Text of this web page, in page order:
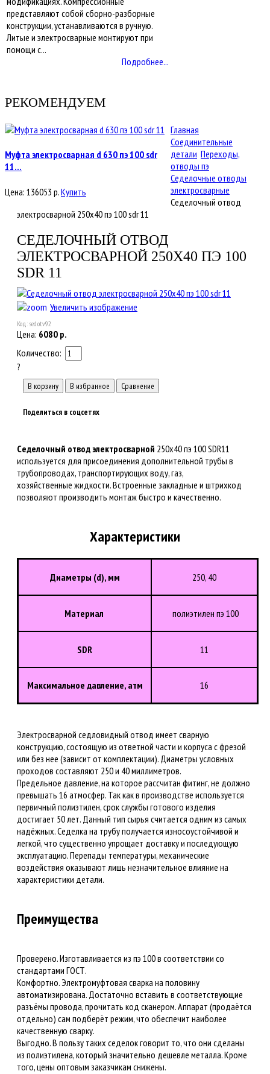
представляют собой сборно-разборные
конструкции, устанавливаются в ручную.
Литые и электросварные монтируют при
помощи с...
Подробнее...
РЕКОМЕНДУЕМ
Муфта электросварная d 630 пэ 100 sdr
11...
Цена: 136053 р.Купить
Главная
Соединительные
детали Переходы,
отводы пэ
Седелочные отводы
электросварные
Седелочный отвод
электросварной 250x40 пэ 100 sdr 11
СЕДЕЛОЧНЫЙ ОТВОД
ЭЛЕКТРОСВАРНОЙ 250X40 ПЭ 100
SDR 11
Увеличить изображение
Код: sed.otv92
Цена: 6080 р.
Количество:
?
Поделиться в соцсетях
Седелочный отвод электросварной 250x40 пэ 100 SDR11
используется для присоединения дополнительной трубы в
трубопроводах, транспортирующих воду, газ,
хозяйственные жидкости. Встроенные закладные и штрихкод
позволяют производить монтаж быстро и качественно.
Характеристики
Диаметры (d), мм 250, 40
Материал полиэтилен пэ 100
SDR 11
Максимальное давление, атм 16
Электросварной седловидный отвод имеет сварную
конструкцию, состоящую из ответной части и корпуса с фрезой
или без нее (зависит от комплектации). Диаметры условных
проходов составляют 250 и 40 миллиметров.
Предельное давление, на которое рассчитан фитинг, не должно
превышать 16 атмосфер. Так как в производстве используется
первичный полиэтилен, срок службы готового изделия
достигает 50 лет. Данный тип сырья считается одним из самых
надёжных. Седелка на трубу получается износоустойчивой и
легкой, что существенно упрощает доставку и последующую
эксплуатацию. Перепады температуры, механические
воздействия оказывают лишь незначительное влияние на
характеристики детали.
Преимущества
Проверено. Изготавливается из пэ 100 в соответствии со
стандартами ГОСТ.
Комфортно. Электромуфтовая сварка на половину
автоматизирована. Достаточно вставить в соответствующие
разъёмы провода, прочитать код сканером. Аппарат (продаётся
отдельно) сам подберёт режим, что обеспечит наиболее
качественную сварку.
Выгодно. В пользу таких седелок говорит то, что они сделаны
из полиэтилена, который значительно дешевле металла. Кроме
того, цены оптовым заказчикам снижены.